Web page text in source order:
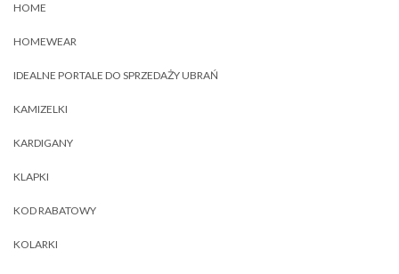
HOME
HOMEWEAR
IDEALNE PORTALE DO SPRZEDAŻY UBRAŃ
KAMIZELKI
KARDIGANY
KLAPKI
KOD RABATOWY
KOLARKI